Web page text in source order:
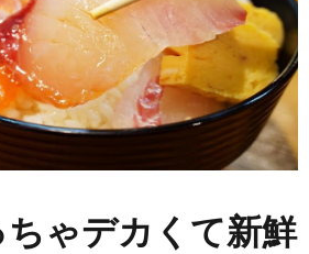
ゃデカくて新鮮